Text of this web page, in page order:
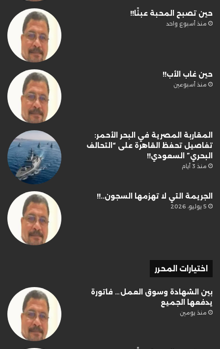
حين تصبح المحبة عبئًا!!
منذ أسبوع واحد
حين غاب الأب!!
منذ أسبوعين
المقاربة المصرية في البحر الأحمر:
تفاصيل تحفظ القاهرة على “التحالف
البحري” السعودي!!
منذ 3 أيام
الجريمة التي لا تهزمها السجون..!!
5 يوليو، 2026
اختيارات المحرر
بين الشهادة وسوق العمل… فاتورة
يدفعها الجميع
منذ يومين